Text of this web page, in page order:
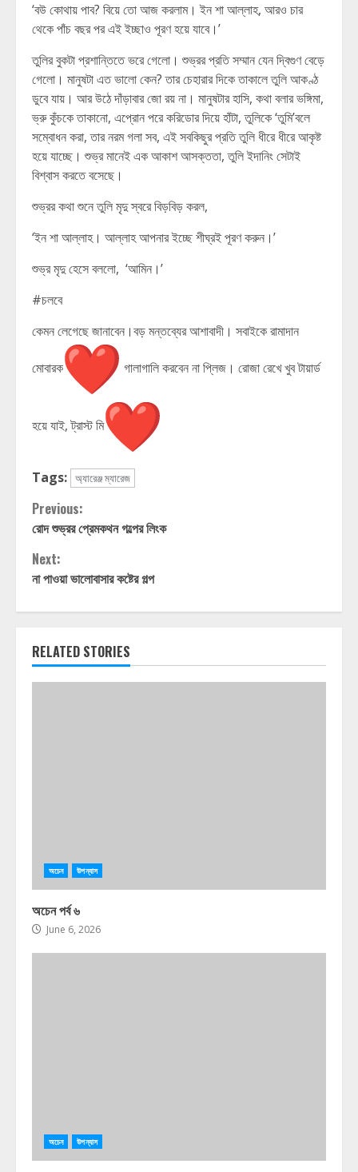
‘বউ কোথায় পাব? বিয়ে তো আজ করলাম। ইন শা আল্লাহ, আরও চার
থেকে পাঁচ বছর পর এই ইচ্ছাও পূরণ হয়ে যাবে।’
তুলির বুকটা প্রশান্তিতে ভরে গেলো। শুভ্রর প্রতি সম্মান যেন দ্বিগুণ বেড়ে
গেলো। মানুষটা এত ভালো কেন? তার চেহারার দিকে তাকালে তুলি আকণ্ঠ
ডুবে যায়। আর উঠে দাঁড়াবার জো রয় না। মানুষটার হাসি, কথা বলার ভঙ্গিমা,
ভ্রু কুঁচকে তাকানো, এপ্রোন পরে করিডোর দিয়ে হাঁটা, তুলিকে ‘তুমি’বলে
সম্বোধন করা, তার নরম গলা সব, এই সবকিছুর প্রতি তুলি ধীরে ধীরে আকৃষ্ট
হয়ে যাচ্ছে। শুভ্র মানেই এক আকাশ আসক্ততা, তুলি ইদানিং সেটাই
বিশ্বাস করতে বসেছে।
শুভ্রর কথা শুনে তুলি মৃদু স্বরে বিড়বিড় করল,
‘ইন শা আল্লাহ। আল্লাহ আপনার ইচ্ছে শীঘ্রই পূরণ করুন।’
শুভ্র মৃদু হেসে বললো, ‘আমিন।’
#চলবে
কেমন লেগেছে জানাবেন।বড় মন্তব্যের আশাবাদী। সবাইকে রামাদান
মোবারক গালাগালি করবেন না প্লিজ। রোজা রেখে খুব টায়ার্ড
হয়ে যাই, ট্রাস্ট মি
Tags: অ্যারেঞ্জ ম্যারেজ
Continue
Reading
Previous:
রোদ শুভ্রর প্রেমকথন গল্পের লিংক
Next:
না পাওয়া ভালোবাসার কষ্টের গল্প
RELATED STORIES
অচেন উপন্যাস
অচেন পর্ব ৬
June 6, 2026
অচেন উপন্যাস